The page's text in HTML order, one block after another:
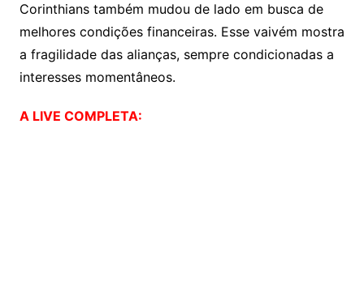
Corinthians também mudou de lado em busca de
melhores condições financeiras. Esse vaivém mostra
a fragilidade das alianças, sempre condicionadas a
interesses momentâneos.
A LIVE COMPLETA: